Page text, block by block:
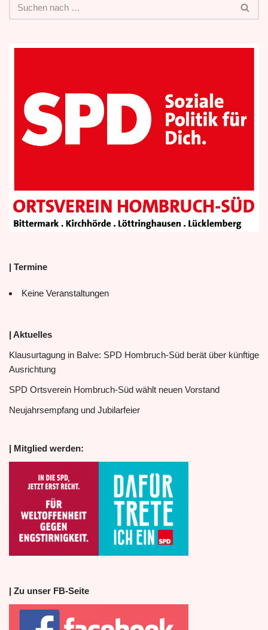
| Termine
Keine Veranstaltungen
| Aktuelles
Klausurtagung in Balve: SPD Hombruch-Süd berät über künftige
Ausrichtung
SPD Ortsverein Hombruch-Süd wählt neuen Vorstand
Neujahrsempfang und Jubilarfeier
| Mitglied werden:
| Zu unser FB-Seite